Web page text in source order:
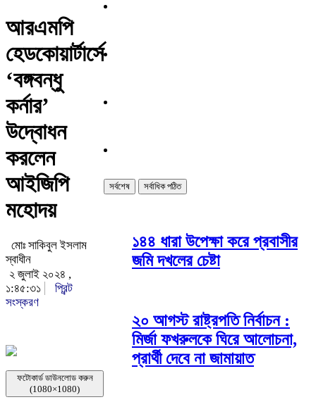
আরএমপি
হেডকোয়ার্টার্সে
‘বঙ্গবন্ধু
কর্নার’
উদ্বোধন
করলেন
আইজিপি
মহোদয়
মোঃ সাকিবুল ইসলাম
স্বাধীন
২ জুলাই ২০২৪ ,
১:৪৫:৩১
প্রিন্ট
সংস্করণ
ফটোকার্ড ডাউনলোড করুন
(1080×1080)
সর্বশেষ সর্বাধিক পঠিত
১৪৪ ধারা উপেক্ষা করে প্রবাসীর
জমি দখলের চেষ্টা
২০ আগস্ট রাষ্ট্রপতি নির্বাচন :
মির্জা ফখরুলকে ঘিরে আলোচনা,
প্রার্থী দেবে না জামায়াত